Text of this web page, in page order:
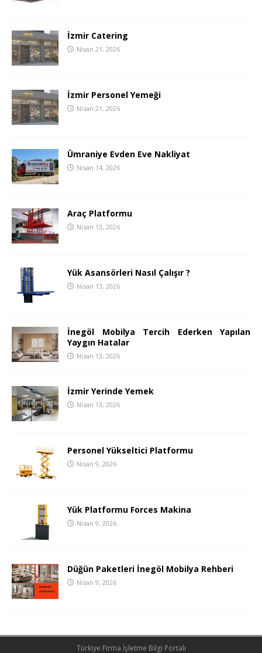
İzmir Catering
Nisan 21, 2026
İzmir Personel Yemeği
Nisan 21, 2026
Ümraniye Evden Eve Nakliyat
Nisan 14, 2026
Araç Platformu
Nisan 13, 2026
Yük Asansörleri Nasıl Çalışır ?
Nisan 13, 2026
İnegöl Mobilya Tercih Ederken Yapılan
Yaygın Hatalar
Nisan 13, 2026
İzmir Yerinde Yemek
Nisan 13, 2026
Personel Yükseltici Platformu
Nisan 9, 2026
Yük Platformu Forces Makina
Nisan 9, 2026
Düğün Paketleri İnegöl Mobilya Rehberi
Nisan 9, 2026
Türkiye Firma İşletme Bilgi Portalı